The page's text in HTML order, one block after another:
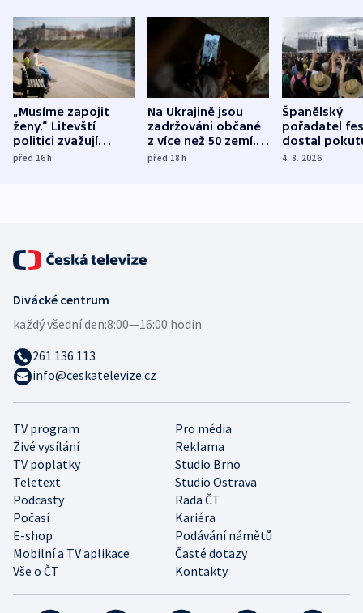
„Musíme zapojit
ženy.“ Litevští
politici zvažují
dohodu o
před 16h
Na Ukrajině jsou
zadržováni občané
z více než 50 zemí.
Bojovali na straně
před 18h
Španělský
pořadatel
dostal
nekalé
4. 8. 2026
TV program
Pro média
Živé vysílání
Reklama
TV poplatky
Studio Brno
Teletext
Studio Ostrava
Podcasty
Rada ČT
Počasí
Kariéra
E-shop
Podávání námětů
Mobilní a TV aplikace
Časté dotazy
Vše o ČT
Kontakty
Divácké centrum
každý všední den:8:00—16:00 hodin
261 136 113
info@ceskatelevize.cz